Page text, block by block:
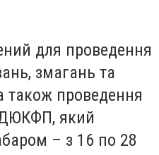
для проведення
змагань та
також проведення
ДЮКФП, який
– з 16 по 28